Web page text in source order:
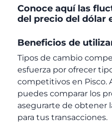
Conoce aquí las
del precio del dólar
Beneficios de
Tipos de cambio
esfuerza por ofrecer
competitivos en Pisco.
puedes comparar los
asegurarte de obtener
para tus transacciones.